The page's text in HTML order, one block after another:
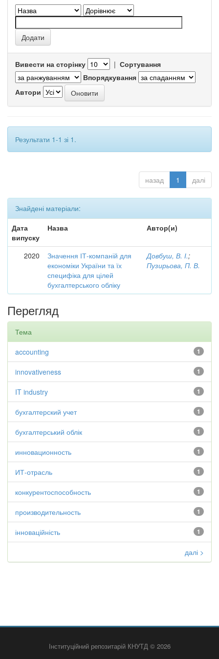
Вивести на сторінку | Сортування
Впорядкування
Автори
Результати 1-1 зі 1.
назад 1 далі
Знайдені матеріали:
Дата
випуску
Назва Автор(и)
2020
Значення ІТ-компаній для
економіки України та їх
специфіка для цілей
бухгалтерського обліку
Довбуш, В. І.;
Пузирьова, П. В.
Перегляд
Тема
1
accounting
1
innovativeness
1
IT industry
1
бухгалтерский учет
1
бухгалтерський облік
1
инновационность
1
ИТ-отрасль
1
конкурентоспособность
1
производительность
1
інноваційність
далі >
Інституційний репозитарій КНУТД © 2026